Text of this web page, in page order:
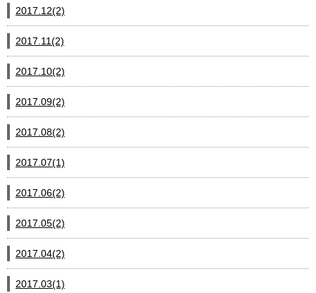
2017.12(2)
2017.11(2)
2017.10(2)
2017.09(2)
2017.08(2)
2017.07(1)
2017.06(2)
2017.05(2)
2017.04(2)
2017.03(1)